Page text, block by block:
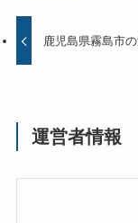
鹿児島県霧島市
運営者情報